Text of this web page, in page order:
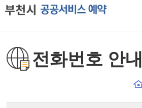
전화번호 안내